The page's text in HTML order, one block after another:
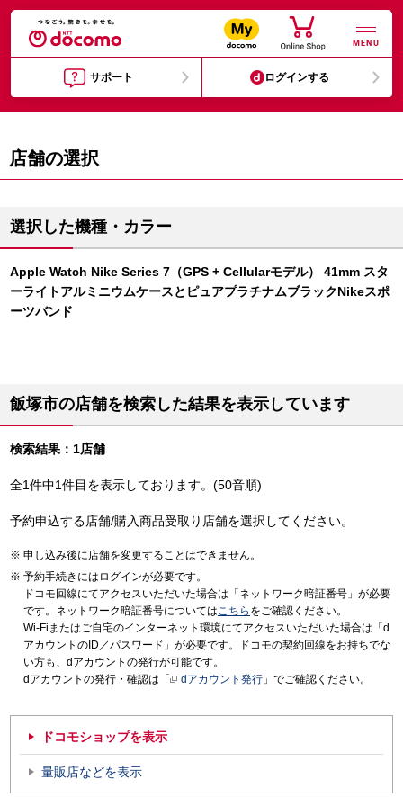
MENU
サポート ログインする
店舗の選択
選択した機種・カラー
Apple Watch Nike Series 7（GPS + Cellularモデル） 41mm スタ
ーライトアルミニウムケースとピュアプラチナムブラックNikeスポ
ーツバンド
飯塚市の店舗を検索した結果を表示しています
検索結果：1店舗
全1件中1件目を表示しております。(50音順)
予約申込する店舗/購入商品受取り店舗を選択してください。
申し込み後に店舗を変更することはできません。
予約手続きにはログインが必要です。
ドコモ回線にてアクセスいただいた場合は「ネットワーク暗証番号」が必要
です。ネットワーク暗証番号についてはこちら をご確認ください。
Wi-Fiまたはご自宅のインターネット環境にてアクセスいただいた場合は「d
アカウントのID／パスワード」が必要です。ドコモの契約回線をお持ちでな
い方も、dアカウントの発行が可能です。
dアカウントの発行・確認は「
dアカウント発行 」でご確認ください。
ドコモショップを表示
量販店などを表示